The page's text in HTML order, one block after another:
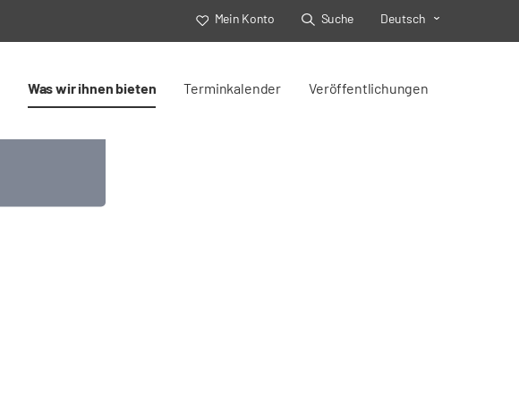
Mein Konto Suche Toggle Select
Deutsch
Was wir ihnen bieten Terminkalender Veröffentlichungen